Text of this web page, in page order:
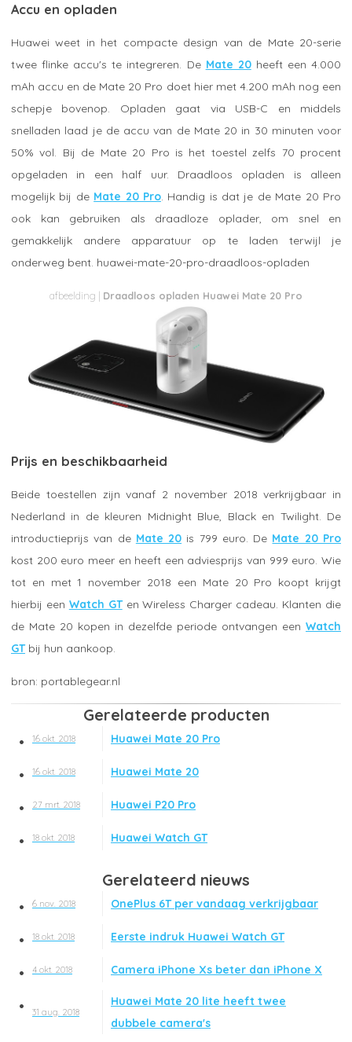
Accu en opladen
Huawei weet in het compacte design van de Mate 20-serie
twee flinke accu's te integreren. De Mate 20heeft een 4.000
mAh accu en de Mate 20 Pro doet hier met 4.200 mAh nog een
schepje bovenop. Opladen gaat via USB-C en middels
snelladen laad je de accu van de Mate 20 in 30 minuten voor
50% vol. Bij de Mate 20 Pro is het toestel zelfs 70 procent
opgeladen in een half uur. Draadloos opladen is alleen
mogelijk bij de Mate 20 Pro. Handig is dat je de Mate 20 Pro
ook kan gebruiken als draadloze oplader, om snel en
gemakkelijk andere apparatuur op te laden terwijl je
onderweg bent. huawei-mate-20-pro-draadloos-opladen
Draadloos opladen Huawei Mate 20 Pro
Prijs en beschikbaarheid
Beide toestellen zijn vanaf 2 november 2018 verkrijgbaar in
Nederland in de kleuren Midnight Blue, Black en Twilight. De
introductieprijs van de Mate 20 is 799 euro. De Mate 20 Pro
kost 200 euro meer en heeft een adviesprijs van 999 euro. Wie
tot en met 1 november 2018 een Mate 20 Pro koopt krijgt
hierbij een Watch GTen Wireless Charger cadeau. Klanten die
de Mate 20 kopen in dezelfde periode ontvangen een Watch
GTbij hun aankoop.
portablegear.nl
Gerelateerde producten
16 okt. 2018 Huawei Mate 20 Pro
16 okt. 2018 Huawei Mate 20
27 mrt. 2018 Huawei P20 Pro
18 okt. 2018 Huawei Watch GT
Gerelateerd nieuws
6 nov. 2018 OnePlus 6T per vandaag verkrijgbaar
18 okt. 2018 Eerste indruk Huawei Watch GT
4 okt. 2018 Camera iPhone Xs beter dan iPhone X
31 aug. 2018
Huawei Mate 20 lite heeft twee
dubbele camera's